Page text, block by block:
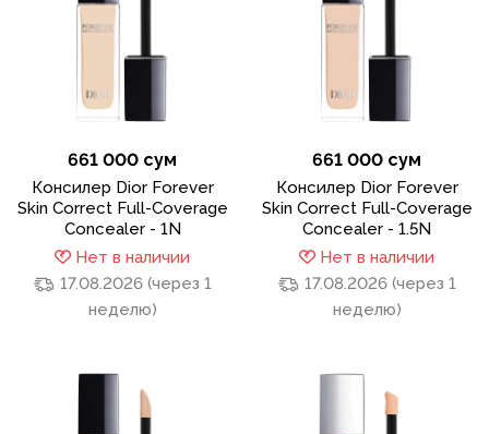
661 000 сум
Консилер Dior Forever
Skin Correct Full-Coverage
Concealer - 1N
Нет в наличии
17.08.2026 (через 1
неделю)
661 000 сум
Консилер Dior Forever
Skin Correct Full-Coverage
Concealer - 1.5N
Нет в наличии
17.08.2026 (через 1
неделю)